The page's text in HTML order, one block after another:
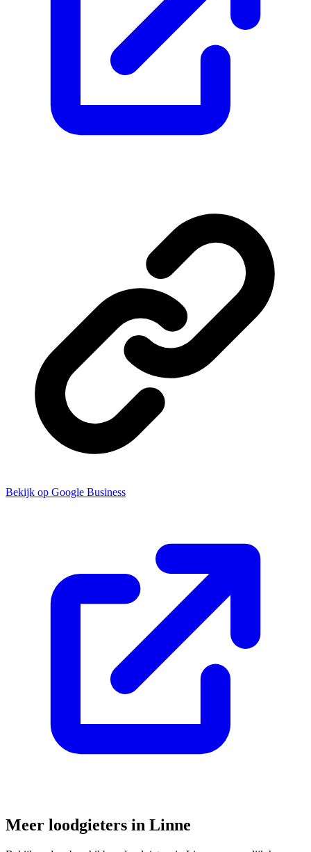
Bekijk op Google Business
Meer loodgieters in Linne